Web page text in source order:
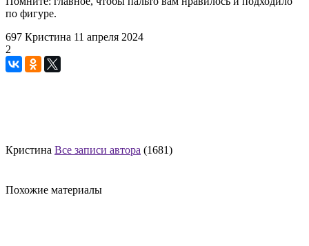
по фигуре.
697 Кристина 11 апреля 2024
2
Кристина Все записи автора (1681)
Похожие материалы